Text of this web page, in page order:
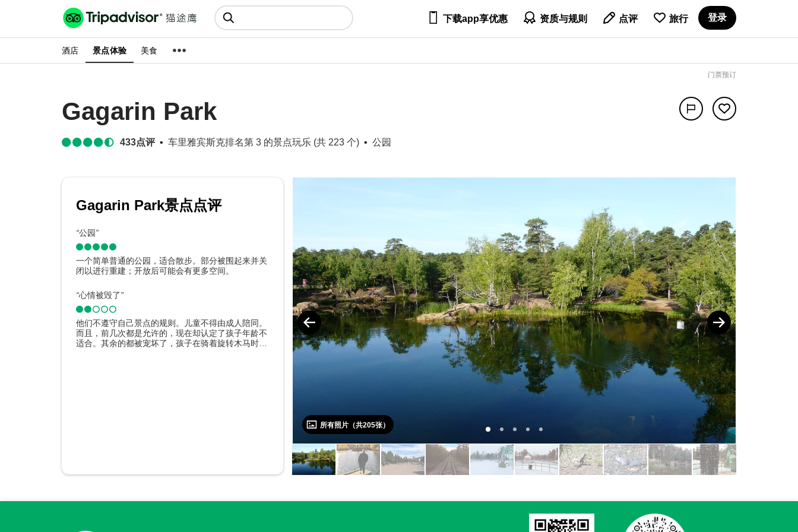
猫途鹰:景点、酒店、美食十亿条
点评
 下载app享优惠  资质与规则 点评 旅行 登录
酒店 景点体验 美食
门票预订
Gagarin Park
433点评 车里雅宾斯克排名第 3 的景点玩乐 (共 223 个) 公园
Gagarin Park景点点评
“公园”
一个简单普通的公园，适合散步。部分被围起来并关
闭以进行重建；开放后可能会有更多空间。
“心情被毁了”
他们不遵守自己景点的规则。儿童不得由成人陪同。
而且，前几次都是允许的，现在却认定了孩子年龄不
适合。其余的都被宠坏了，孩子在骑着旋转木马时知
所有照片（共205张）